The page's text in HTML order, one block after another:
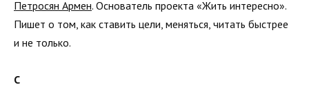
Петросян Армен. Основатель проекта «Жить интересно».
Пишет о том, как ставить цели, меняться, читать быстрее
и не только.
С